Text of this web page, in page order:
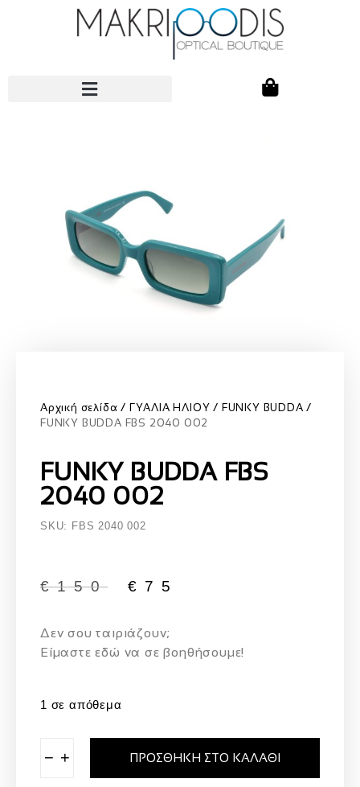
Αρχική σελίδα ΓΥΑΛΙΑ ΗΛΙΟΥ
FUNKY BUDDA
FUNKY BUDDA FBS 2040 002
FUNKY BUDDA FBS
2040 002
SKU: FBS 2040 002
€150 € 75
Δεν σου ταιριάζουν;
Eίμαστε εδώ να σε βοηθήσουμε!
1 σε απόθεμα
− + ΠΡΟΣΘΉΚΗ ΣΤΟ ΚΑΛΆΘΙ